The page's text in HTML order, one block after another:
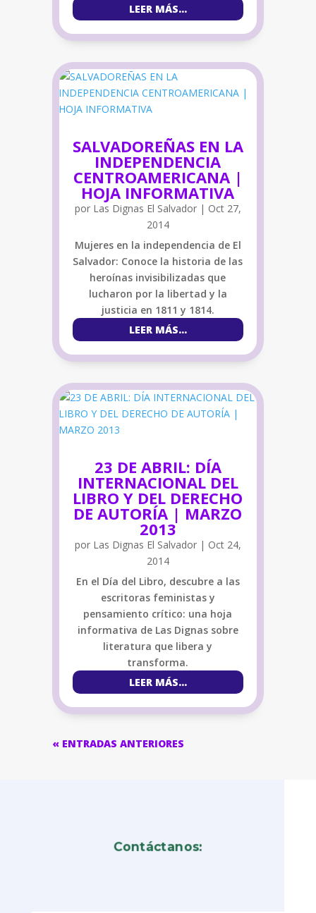
LEER MÁS...
SALVADOREÑAS EN LA
INDEPENDENCIA
CENTROAMERICANA |
HOJA INFORMATIVA
por Las Dignas El Salvador| Oct 27,
2014
Mujeres en la independencia de El
Salvador: Conoce la historia de las
heroínas invisibilizadas que
lucharon por la libertad y la
justicia en 1811 y 1814.
LEER MÁS...
23 DE ABRIL: DÍA
INTERNACIONAL DEL
LIBRO Y DEL DERECHO
DE AUTORÍA | MARZO
2013
por Las Dignas El Salvador| Oct 24,
2014
En el Día del Libro, descubre a las
escritoras feministas y
pensamiento crítico: una hoja
informativa de Las Dignas sobre
literatura que libera y
transforma.
LEER MÁS...
« ENTRADAS ANTERIORES
Contáctanos: